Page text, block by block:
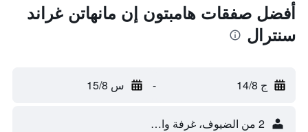
أفضل صفقات هامبتون إن مانهاتن غراند
سنترال
ج 14/8 - س 15/8
2 من الضيوف، غرفة واحدة